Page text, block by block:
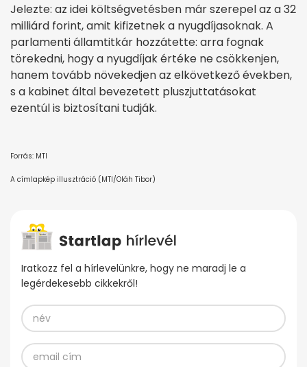
Jelezte: az idei költségvetésben már szerepel az a 32
milliárd forint, amit kifizetnek a nyugdíjasoknak. A
parlamenti államtitkár hozzátette: arra fognak
törekedni, hogy a nyugdíjak értéke ne csökkenjen,
hanem tovább növekedjen az elkövetkező években,
s a kabinet által bevezetett pluszjuttatásokat
ezentúl is biztosítani tudják.
Forrás: MTI
A címlapkép illusztráció (MTI/Oláh Tibor)
Iratkozz fel a hírlevelünkre, hogy ne maradj le a
legérdekesebb cikkekről!